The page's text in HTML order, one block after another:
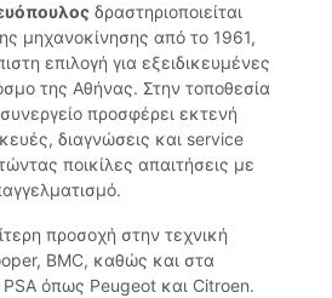
δραστηριοποιείται
μηχανοκίνησης από το 1961,
επιλογή για εξειδικευμένες
της Αθήνας. Στην τοποθεσία
προσφέρει εκτενή
διαγνώσεις και service
ποικίλες απαιτήσεις με
προσοχή στην τεχνική
BMC, καθώς και στα
PSA όπως Peugeot και Citroen.